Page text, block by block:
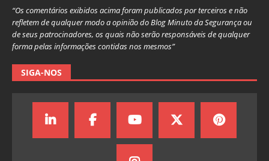
“Os comentários exibidos acima foram publicados por terceiros e não
refletem de qualquer modo a opinião do Blog Minuto da Segurança ou
de seus patrocinadores, os quais não serão responsáveis de qualquer
forma pelas informações contidas nos mesmos”
SIGA-NOS